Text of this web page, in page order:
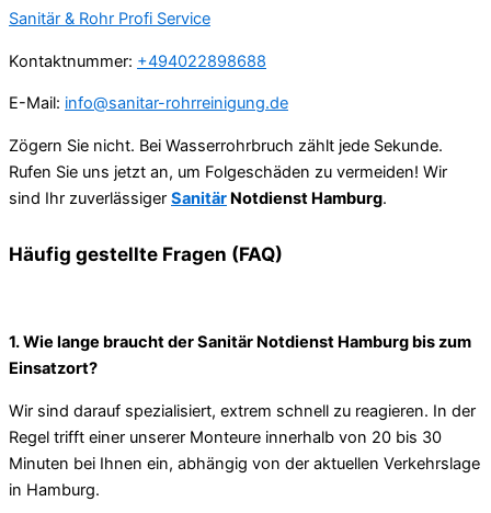
Sanitär & Rohr Profi Service
Kontaktnummer: +494022898688
E-Mail: info@sanitar-rohrreinigung.de
Zögern Sie nicht. Bei Wasserrohrbruch zählt jede Sekunde.
Rufen Sie uns jetzt an, um Folgeschäden zu vermeiden! Wir
sind Ihr zuverlässiger Sanitär Notdienst Hamburg.
Häufig gestellte Fragen (FAQ)
1. Wie lange braucht der Sanitär Notdienst Hamburg bis zum
Einsatzort?
Wir sind darauf spezialisiert, extrem schnell zu reagieren. In der
Regel trifft einer unserer Monteure innerhalb von 20 bis 30
Minuten bei Ihnen ein, abhängig von der aktuellen Verkehrslage
in Hamburg.